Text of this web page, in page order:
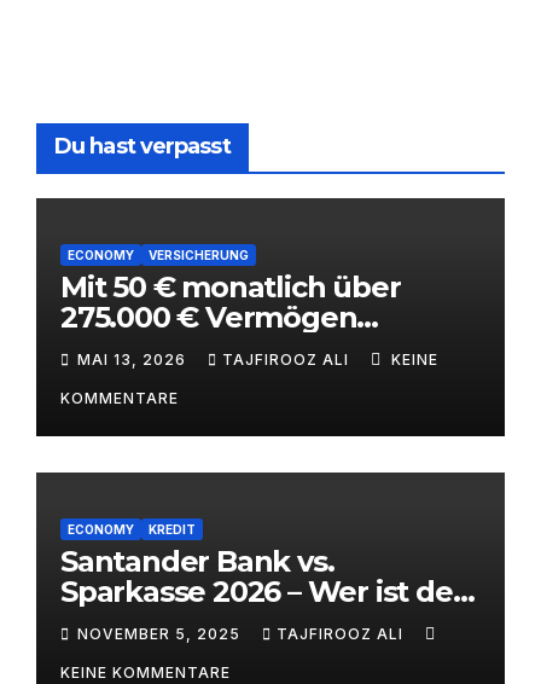
Du hast verpasst
ECONOMY VERSICHERUNG
Mit 50 € monatlich über
275.000 € Vermögen
aufbauen – ETF-
Kinderstrategie mit
Steuervorteilen 2026
MAI 13, 2026 TAJFIROOZ ALI KEINE
KOMMENTARE
ECONOMY KREDIT
Santander Bank vs.
Sparkasse 2026 – Wer ist der
bessere Bankpartner? |
alitaj.de
NOVEMBER 5, 2025 TAJFIROOZ ALI
KEINE KOMMENTARE